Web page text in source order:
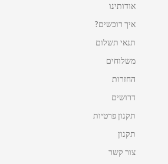
אודותינו
איך רוכשים?
תנאי תשלום
משלוחים
החזרות
דרושים
תקנון פרטיות
תקנון
צור קשר